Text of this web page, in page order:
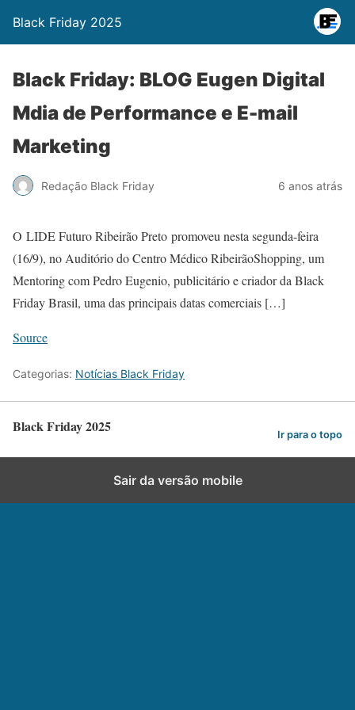
Black Friday 2025
Black Friday: BLOG Eugen Digital
Mdia de Performance e E-mail
Marketing
Redação Black Friday 6 anos atrás
O LIDE Futuro Ribeirão Preto promoveu nesta segunda-feira
(16/9), no Auditório do Centro Médico RibeirãoShopping, um
Mentoring com Pedro Eugenio, publicitário e criador da Black
Friday Brasil, uma das principais datas comerciais […]
Source
Categorias: Notícias Black Friday
Black Friday 2025 Ir para o topo
Sair da versão mobile